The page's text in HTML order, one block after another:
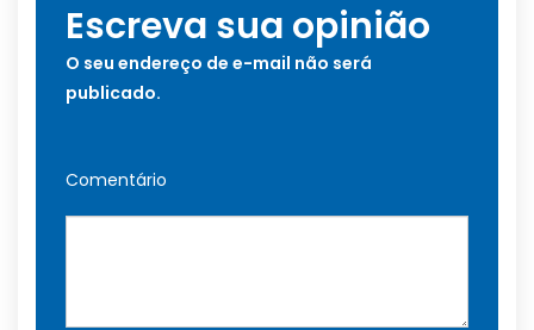
Escreva sua opinião
O seu endereço de e-mail não será
publicado.
Comentário